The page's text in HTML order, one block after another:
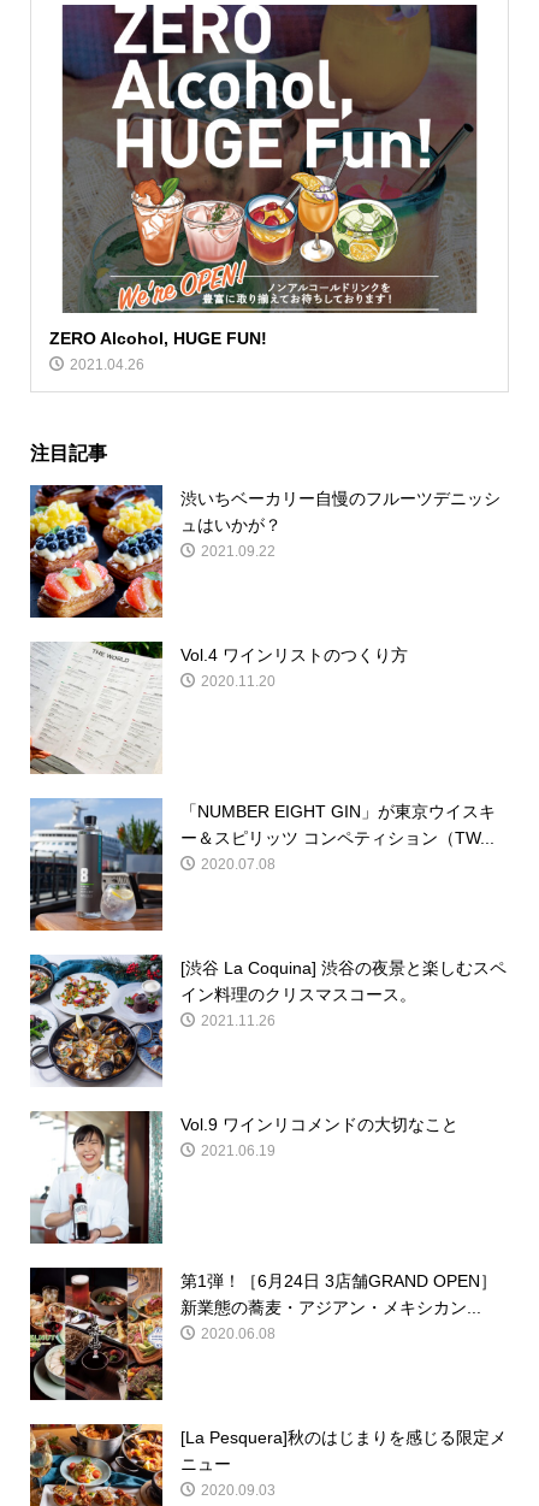
ZERO Alcohol, HUGE FUN!
2021.04.26
注目記事
渋いちベーカリー自慢のフルーツデニッシ
ュはいかが？
2021.09.22
Vol.4 ワインリストのつくり方
2020.11.20
「NUMBER EIGHT GIN」が東京ウイスキ
ー＆スピリッツ コンペティション（TW...
2020.07.08
[渋谷 La Coquina] 渋谷の夜景と楽しむスペ
イン料理のクリスマスコース。
2021.11.26
Vol.9 ワインリコメンドの大切なこと
2021.06.19
第1弾！［6月24日 3店舗GRAND OPEN］
新業態の蕎麦・アジアン・メキシカン...
2020.06.08
[La Pesquera]秋のはじまりを感じる限定メ
ニュー
2020.09.03